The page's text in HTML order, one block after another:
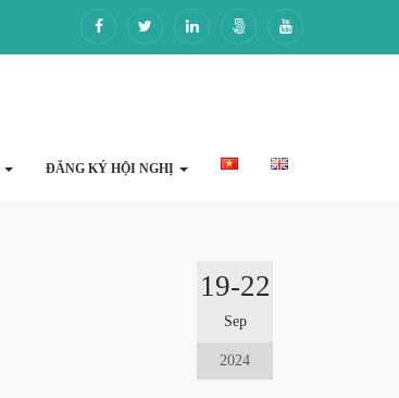
ĐĂNG KÝ HỘI NGHỊ
19-22
Sep
2024